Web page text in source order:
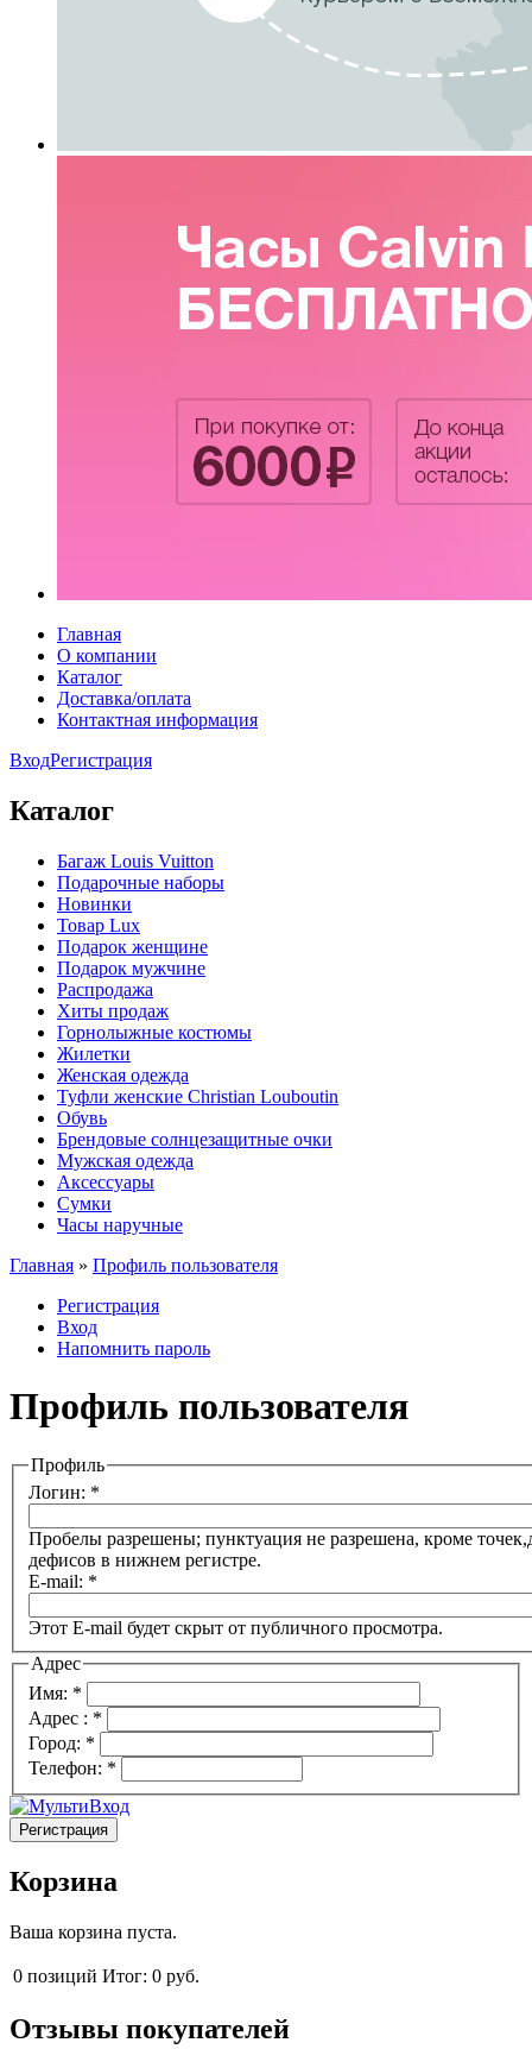
Главная
О компании
Каталог
Доставка/оплата
Контактная информация
ВходРегистрация
Каталог
Багаж Louis Vuitton
Подарочные наборы
Новинки
Товар Lux
Подарок женщине
Подарок мужчине
Распродажа
Хиты продаж
Горнолыжные костюмы
Жилетки
Женская одежда
Туфли женские Christian Louboutin
Обувь
Брендовые солнцезащитные очки
Мужская одежда
Аксессуары
Сумки
Часы наручные
Главная » Профиль пользователя
Регистрация
Вход
Напомнить пароль
Профиль пользователя
Профиль
Логин: *
Пробелы разрешены; пунктуация не разрешена, кроме
дефисов в нижнем регистре.
E-mail: *
Этот E-mail будет скрыт от публичного просмотра.
Адрес
Имя: *
Адрес : *
Город: *
Телефон: *
Корзина
Ваша корзина пуста.
0 позиций Итог: 0 руб.
Отзывы покупателей